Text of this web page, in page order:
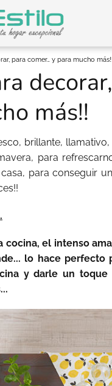
para comer… y para mucho más!!
más!!
brillante,
para
para conseguir
cocina, el intenso
lo hace perfecto
y darle un toque